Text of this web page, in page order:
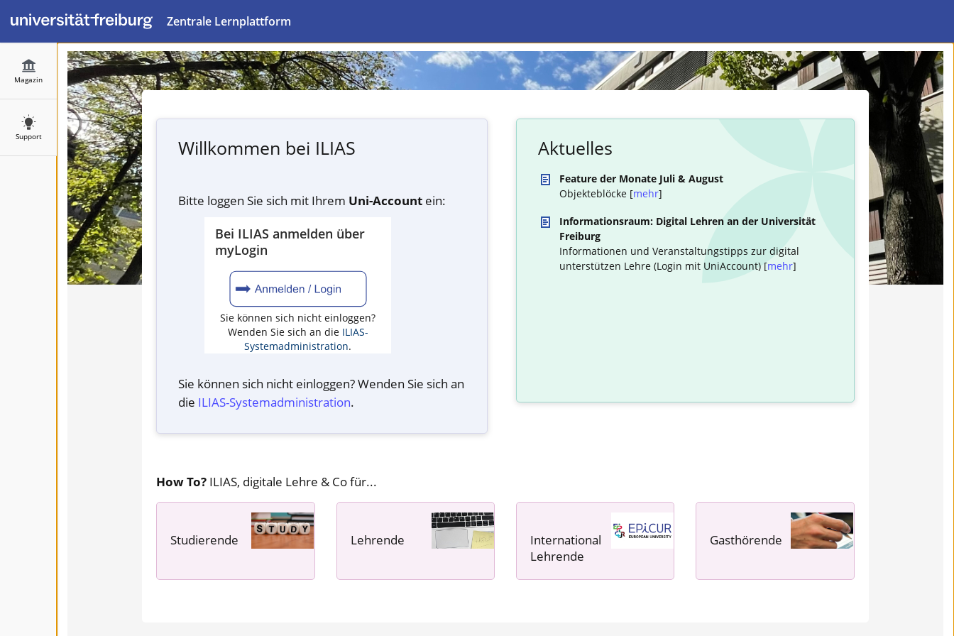
Zentrale Lernplattform
Magazin
Support
Willkommen bei ILIAS
Bitte loggen Sie sich mit Ihrem Uni-Account ein:
Bei ILIAS anmelden über
myLogin
Sie können sich nicht einloggen?
Wenden Sie sich an die ILIAS-
Systemadministration.
Sie können sich nicht einloggen? Wenden Sie sich an
die ILIAS-System­administration.
Aktuelles
Feature der Monate Juli & August
Objekteblöcke [mehr]
Informationsraum: Digital Lehren an der Universität
Freiburg
Informationen und Veranstaltungstipps zur digital
unterstützen Lehre (Login mit UniAccount) [mehr]
How To? ILIAS, digitale Lehre & Co für...
Studierende
Lehrende
International
Lehrende
Gasthörende